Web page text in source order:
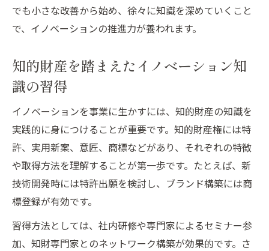
でも小さな改善から始め、徐々に知識を深めていくこと
で、イノベーションの推進力が養われます。
知的財産を踏まえたイノベーション知
識の習得
イノベーションを事業に生かすには、知的財産の知識を
実践的に身につけることが重要です。知的財産権には特
許、実用新案、意匠、商標などがあり、それぞれの特徴
や取得方法を理解することが第一歩です。たとえば、新
技術開発時には特許出願を検討し、ブランド構築には商
標登録が有効です。
習得方法としては、社内研修や専門家によるセミナー参
加、知財専門家とのネットワーク構築が効果的です。さ